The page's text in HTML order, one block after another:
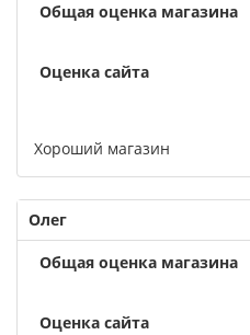
Общая оценка магазина
Оценка сайта
Хороший магазин
Олег
Общая оценка магазина
Оценка сайта